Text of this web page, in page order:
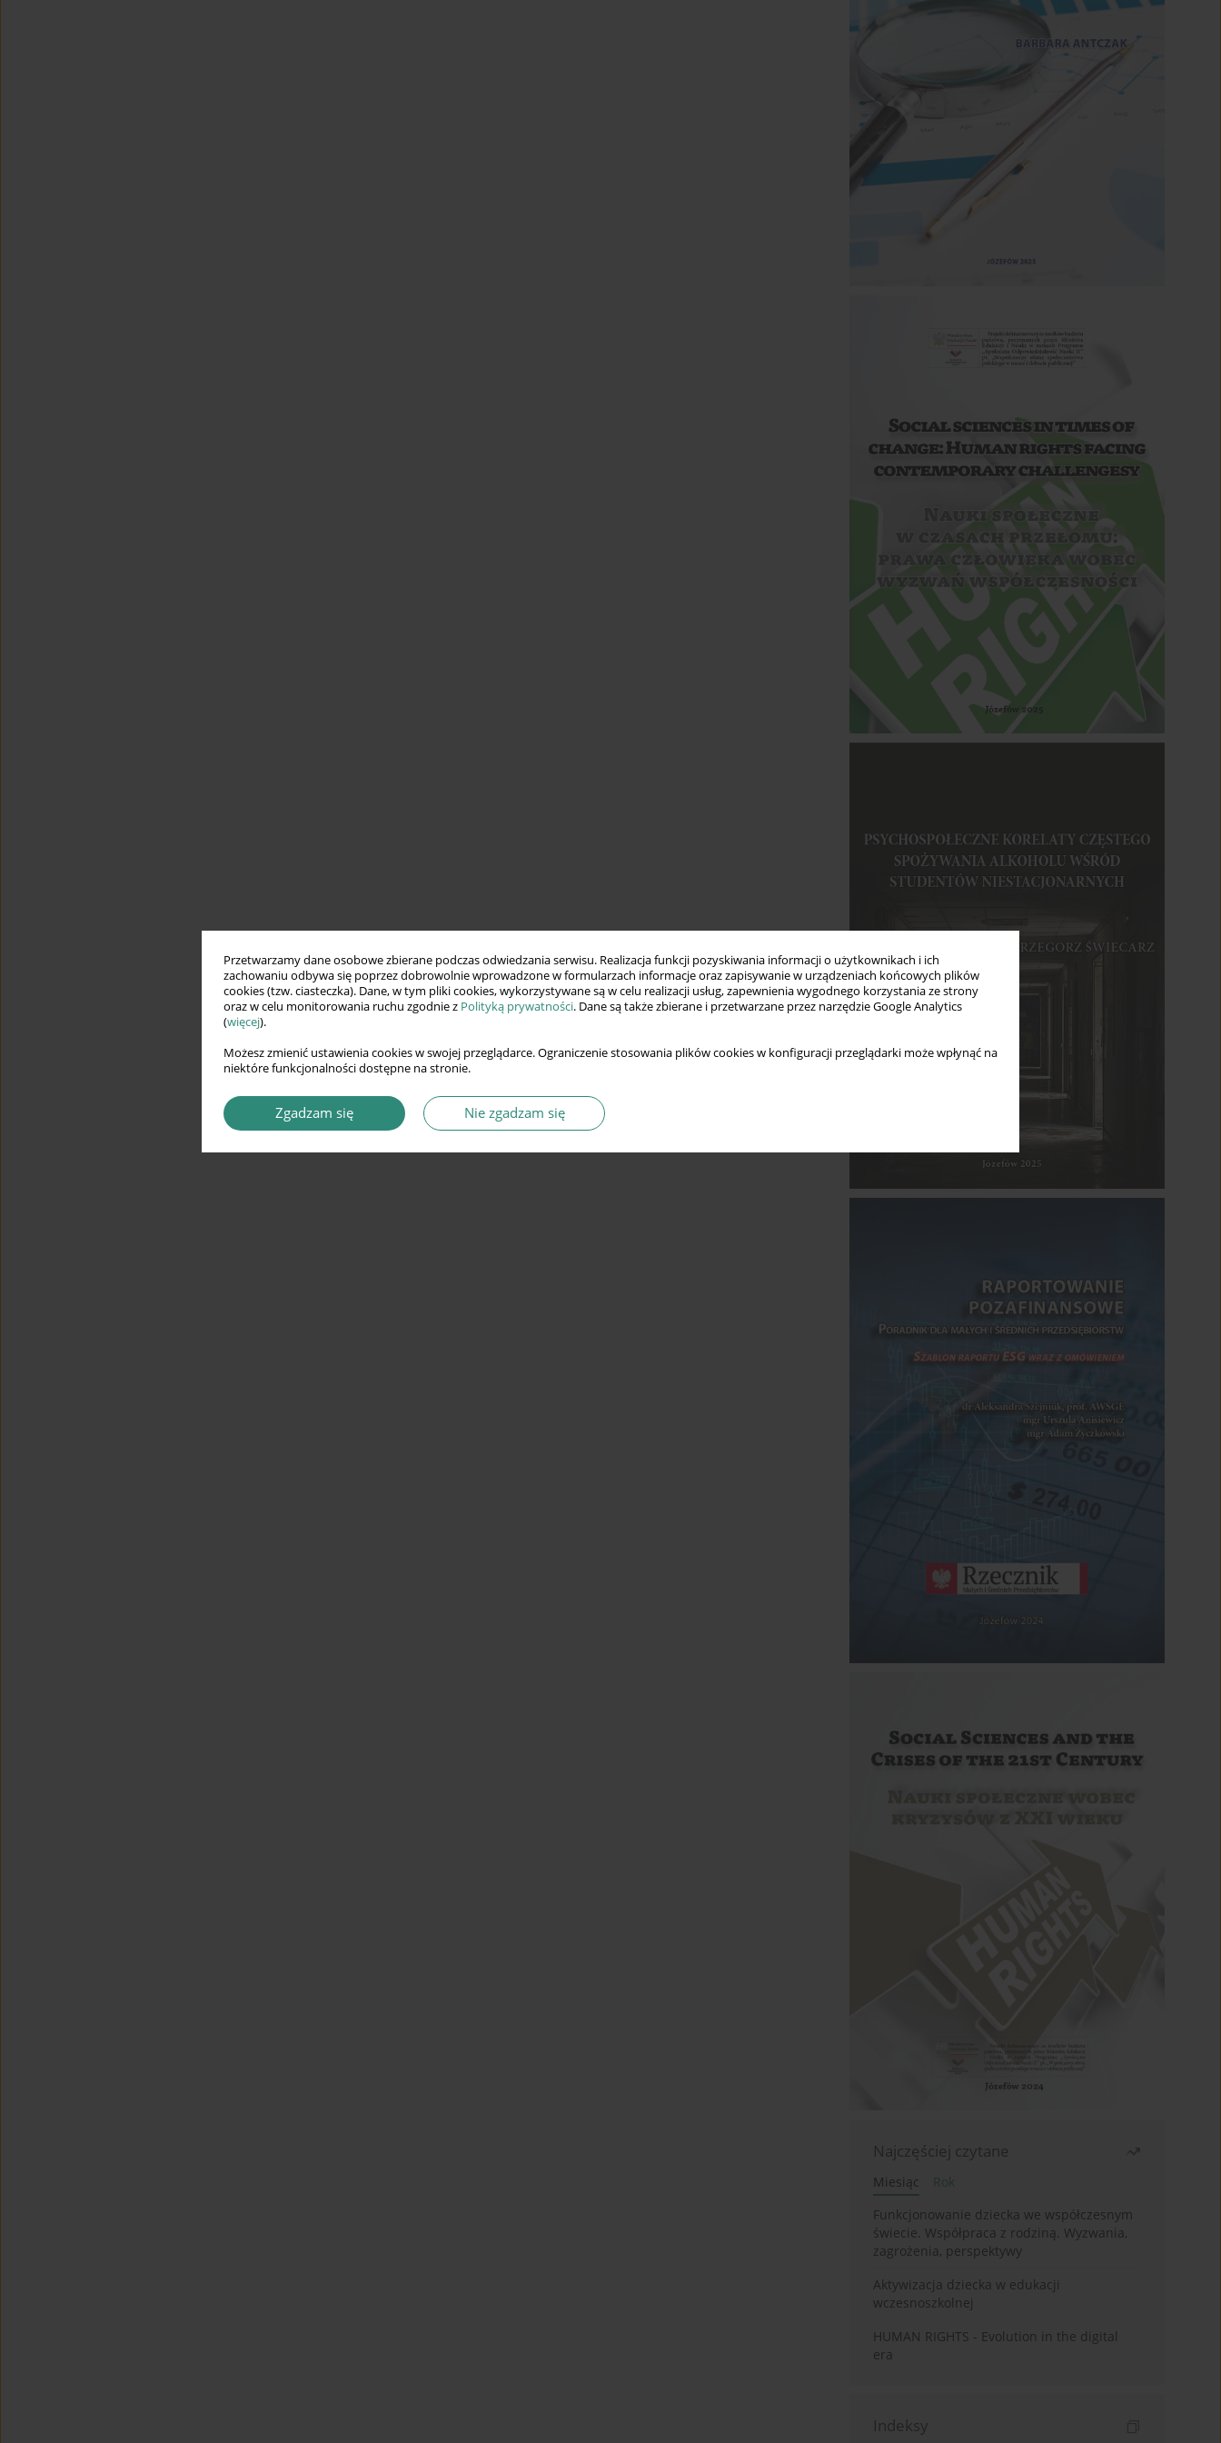
Przetwarzamy dane osobowe zbierane podczas odwiedzania serwisu. Realizacja funkcji pozyskiwania informacji o użytkownikach i ich
zachowaniu odbywa się poprzez dobrowolnie wprowadzone w formularzach informacje oraz zapisywanie w urządzeniach końcowych plików
cookies (tzw. ciasteczka). Dane, w tym pliki cookies, wykorzystywane są w celu realizacji usług, zapewnienia wygodnego korzystania ze strony
oraz w celu monitorowania ruchu zgodnie z Polityką prywatności. Dane są także zbierane i przetwarzane przez narzędzie Google Analytics
(więcej).
Możesz zmienić ustawienia cookies w swojej przeglądarce. Ograniczenie stosowania plików cookies w konfiguracji przeglądarki może wpłynąć na
niektóre funkcjonalności dostępne na stronie.
Zgadzam się Nie zgadzam się
Najczęściej czytane
Miesiąc
Rok
Funkcjonowanie dziecka we współczesnym
świecie. Współpraca z rodziną. Wyzwania,
zagrożenia, perspektywy
Aktywizacja dziecka w edukacji
wczesnoszkolnej
HUMAN RIGHTS - Evolution in the digital
era
Indeksy